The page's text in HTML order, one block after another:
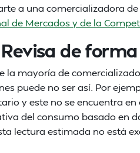
a una comercializadora
de Mercados y de la
de forma
la mayoría de
puede no ser así. Por
y este no se encuentra
del consumo basado en
lectura estimada no está